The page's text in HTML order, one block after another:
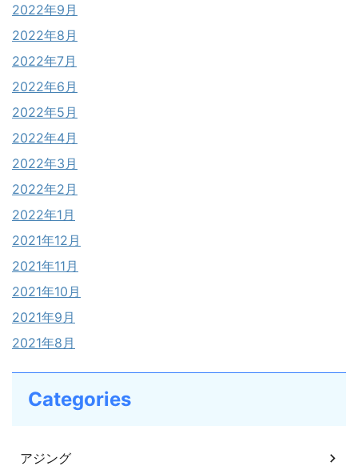
2022年9月
2022年8月
2022年7月
2022年6月
2022年5月
2022年4月
2022年3月
2022年2月
2022年1月
2021年12月
2021年11月
2021年10月
2021年9月
2021年8月
Categories
アジング